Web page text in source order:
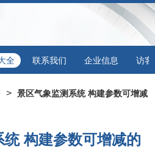
全 联系我们 企业信息 访客
> 景区气象监测系统 构建参数可增减
构建参数可增减的